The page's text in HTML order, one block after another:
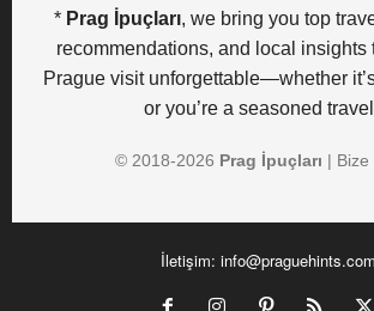
* Prag İpuçları, we bring you top
recommendations, and local insights
Prague visit unforgettable—whether
or you’re a seasoned
© 2018-2026 Prag İpuçları | Bize
İletişim: info@praguehints.com